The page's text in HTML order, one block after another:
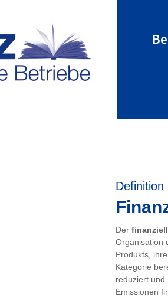
Definition
Der
Organisation
Produkts,
Kategorie
reduziert und
Emissionen